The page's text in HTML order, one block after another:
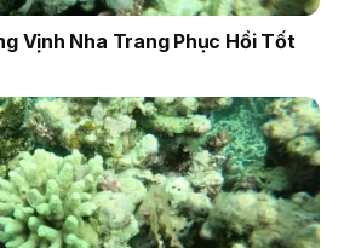
Vịnh Nha Trang Phục Hồi Tốt